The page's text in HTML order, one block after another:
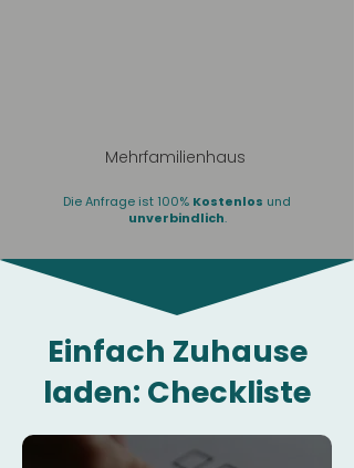
Mehrfamilienhaus
Die Anfrage ist 100% Kostenlos und
unverbindlich.
Einfach Zuhause
laden: Checkliste